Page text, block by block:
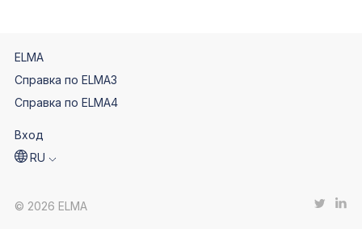
ELMA
Справка по ELMA3
Справка по ELMA4
Вход
RU
© 2026 ELMA